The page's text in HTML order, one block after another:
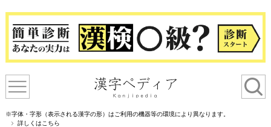
※字体・字形（表示される漢字の形）はご利用の機器等の環境により異なります。
詳しくはこちら